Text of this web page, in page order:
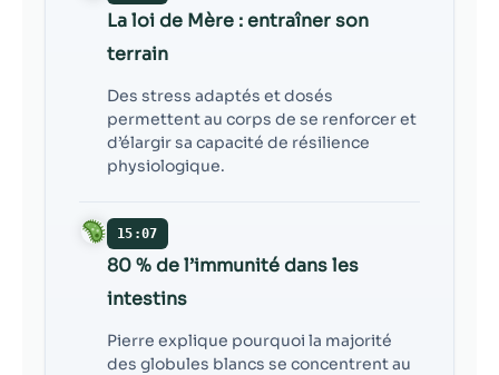
La loi de Mère : entraîner son
terrain
Des stress adaptés et dosés
permettent au corps de se renforcer et
d’élargir sa capacité de résilience
physiologique.
15:07
80 % de l’immunité dans les
intestins
Pierre explique pourquoi la majorité
des globules blancs se concentrent au